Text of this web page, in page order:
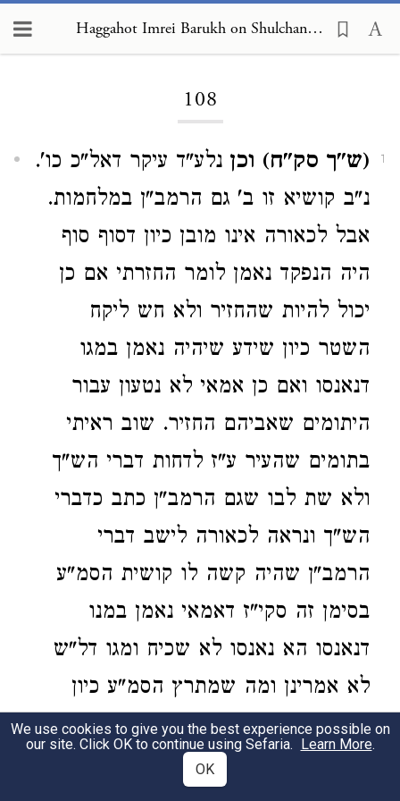
Haggahot Imrei Barukh on Shulchan Arukh, Choshen Mishpat 108
108
1 (ש"ך סק"ח) וכן נלע"ד עיקר דאל"כ כו'.
נ"ב קושיא זו ב' גם הרמב"ן במלחמות.
אבל לכאורה אינו מובן כיון דסוף סוף
היה הנפקד נאמן לומר החזרתי אם כן
יכול להיות שהחזיר ולא חש ליקח
השטר כיון שידע שיהיה נאמן במגו
דנאנסו ואם כן אמאי לא נטעון עבור
היתומים שאביהם החזיר. שוב ראיתי
בתומים שהעיר ע"ז לדחות דברי הש"ך
ולא שת לבו שגם הרמב"ן כתב כדברי
הש"ך ונראה לכאורה לישב דברי
הרמב"ן שהיה קשה לו קושית הסמ"ע
בסימן זה סקי"ז דאמאי נאמן במנו
דנאנסו הא נאנסו לא שכיח ומגו דל"ש
לא אמרינן ומה שמתרץ הסמ"ע כיון
דבטענת החזרתי איכא העזה נוח לו יותר
לטעון טענת נאנסו שאין בה העזה יש
We use cookies to give you the best experience possible on
our site. Click OK to continue using Sefaria. Learn More.
OK